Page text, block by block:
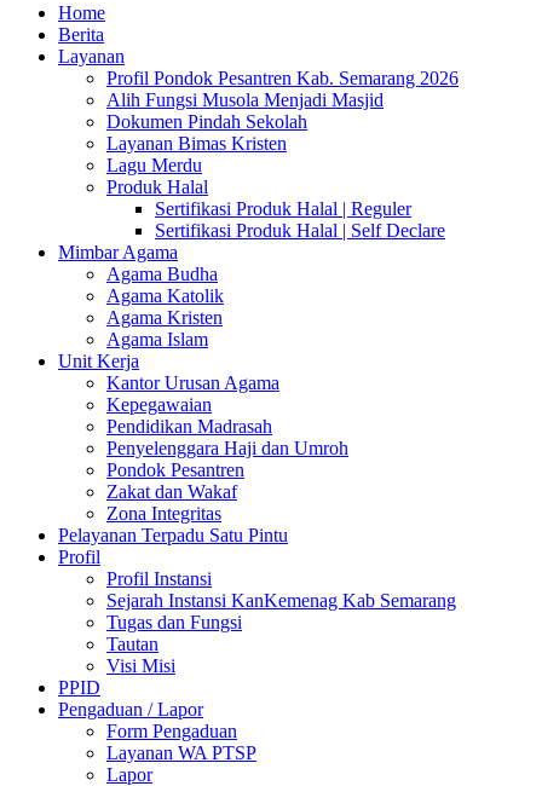
Home
Berita
Layanan
Profil Pondok Pesantren Kab. Semarang 2026
Alih Fungsi Musola Menjadi Masjid
Dokumen Pindah Sekolah
Layanan Bimas Kristen
Lagu Merdu
Produk Halal
Sertifikasi Produk Halal | Reguler
Sertifikasi Produk Halal | Self Declare
Mimbar Agama
Agama Budha
Agama Katolik
Agama Kristen
Agama Islam
Unit Kerja
Kantor Urusan Agama
Kepegawaian
Pendidikan Madrasah
Penyelenggara Haji dan Umroh
Pondok Pesantren
Zakat dan Wakaf
Zona Integritas
Pelayanan Terpadu Satu Pintu
Profil
Profil Instansi
Sejarah Instansi KanKemenag Kab Semarang
Tugas dan Fungsi
Tautan
Visi Misi
PPID
Pengaduan / Lapor
Form Pengaduan
Layanan WA PTSP
Lapor